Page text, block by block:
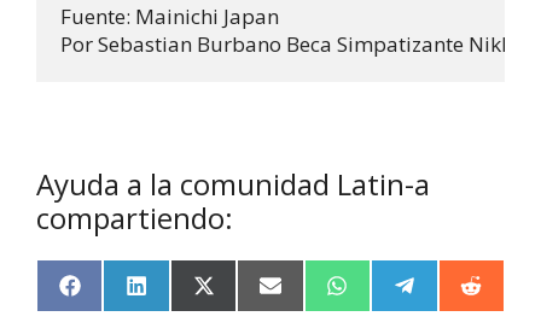
Fuente: Mainichi Japan
Por Sebastian Burbano Beca Simpatizante Nikkei -
Ayuda a la comunidad Latin-a
compartiendo:
F
a
L
i
X
(
E
m
W
h e
R
e